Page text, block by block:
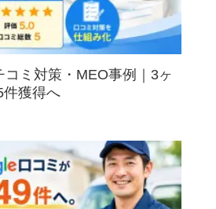
ミ対策・MEO事例｜3ヶ
件獲得へ